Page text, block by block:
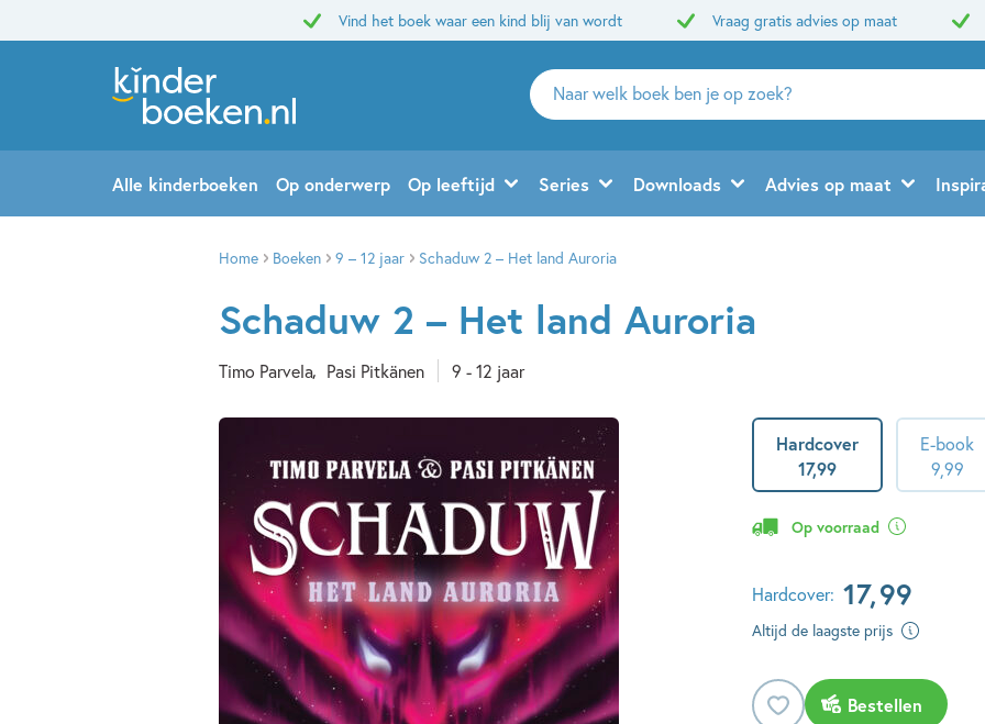
Vind het boek waar een kind blij van wordt Vraag gratis advies op maat
Zoeken
naar
en
uitgevers
Alle kinderboeken Op onderwerp Op leeftijd Series Downloads Advies op maat
Home Boeken 9 – 12 jaar Schaduw 2 – Het land Auroria
Schaduw 2 – Het land Auroria
Timo Parvela Pasi Pitkänen 9 - 12 jaar
Hardcover
17,99
E-book
9,99
Op voorraad
Hardcover: 17,99
Altijd de laagste prijs
Bestellen